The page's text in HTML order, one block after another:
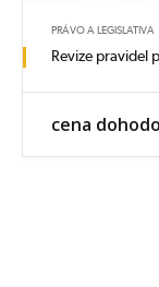
PRÁVO A LEGISLATIVA
Revize pravidel
cena